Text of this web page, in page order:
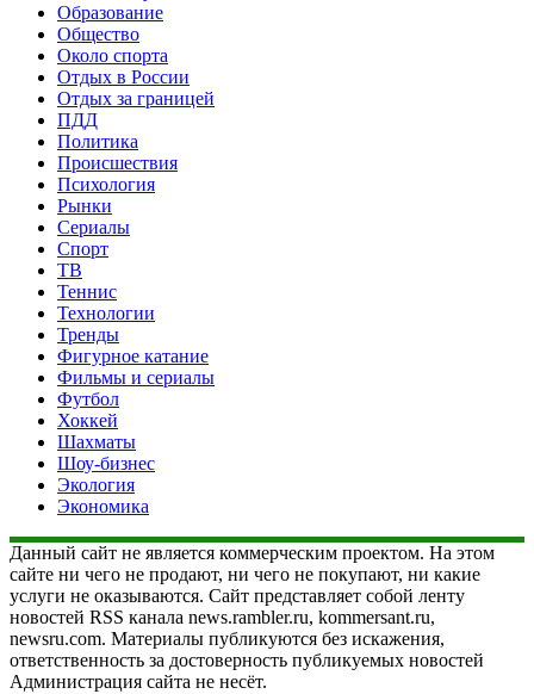
Образование
Общество
Около спорта
Отдых в России
Отдых за границей
ПДД
Политика
Происшествия
Психология
Рынки
Сериалы
Спорт
ТВ
Теннис
Технологии
Тренды
Фигурное катание
Фильмы и сериалы
Футбол
Хоккей
Шахматы
Шоу-бизнес
Экология
Экономика
Данный сайт не является коммерческим проектом. На этом
сайте ни чего не продают, ни чего не покупают, ни какие
услуги не оказываются. Сайт представляет собой ленту
новостей RSS канала news.rambler.ru, kommersant.ru,
newsru.com. Материалы публикуются без искажения,
ответственность за достоверность публикуемых новостей
Администрация сайта не несёт.